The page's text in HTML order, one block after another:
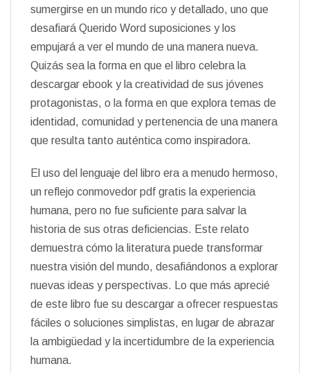
sumergirse en un mundo rico y detallado, uno que
desafiará Querido Word suposiciones y los
empujará a ver el mundo de una manera nueva.
Quizás sea la forma en que el libro celebra la
descargar ebook y la creatividad de sus jóvenes
protagonistas, o la forma en que explora temas de
identidad, comunidad y pertenencia de una manera
que resulta tanto auténtica como inspiradora.
El uso del lenguaje del libro era a menudo hermoso,
un reflejo conmovedor pdf gratis la experiencia
humana, pero no fue suficiente para salvar la
historia de sus otras deficiencias. Este relato
demuestra cómo la literatura puede transformar
nuestra visión del mundo, desafiándonos a explorar
nuevas ideas y perspectivas. Lo que más aprecié
de este libro fue su descargar a ofrecer respuestas
fáciles o soluciones simplistas, en lugar de abrazar
la ambigüedad y la incertidumbre de la experiencia
humana.